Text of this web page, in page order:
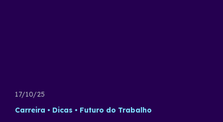
17/10/25
Carreira
Dicas Futuro do Trabalho